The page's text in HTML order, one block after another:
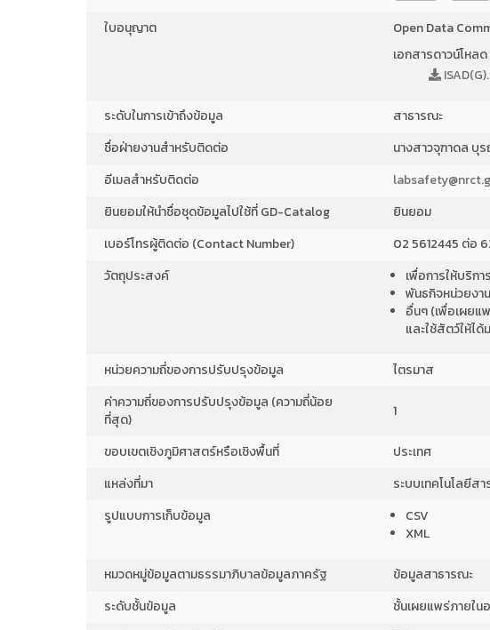
ประจำปี 2566 (อัปเดต
ผู้ขอรับใบอนุญาตใช้สัตว์
เพื่องานทางวิทยาศาสตร์
ประจำปี 2566 (อัปเดต
ข้อมูลไตรมาสที่ 3)...
ประจำปี 2566 (อัปเดต
ข้อมูลไตรมาสที่ 3)...
ผู้ขอรับใบอนุญาตใช้สัตว์
ประจำปี 2566 (อัปเดต
ข้อมูลไตรมาสที่ 3)...
ผู้ขอรับใบอนุญาตใช้สัตว์
เพื่องานทางวิทยาศาสตร์
ประจำปี 2566 (อัปเดต
ใบอนุญาต
Open Data
เอกสารดาวน์โหลด
ระดับในการเข้าถึงข้อมูล
สาธารณะ
ชื่อฝ่ายงานสำหรับติดต่อ
นางสาวจุฑาดล บุ
อีเมลสำหรับติดต่อ
ยินยอมให้นำชื่อชุดข้อมูลไปใช้ที่ GD-Catalog
ยินยอม
เบอร์โทรผู้ติดต่อ (Contact Number)
02 5612445 ต่อ
วัตถุประสงค์
เพื่อการให้บริกา
พันธกิจหน่วยงาน
อื่นๆ (เพื่อเผยแ
และใช้สัตว์ให้ไ
หน่วยความถี่ของการปรับปรุงข้อมูล
ไตรมาส
ค่าความถี่ของการปรับปรุงข้อมูล (ความถี่น้อย
ที่สุด)
1
ขอบเขตเชิงภูมิศาสตร์หรือเชิงพื้นที่
ประเทศ
แหล่งที่มา
ระบบเทคโนโลยีส
รูปแบบการเก็บข้อมูล
CSV
XML
หมวดหมู่ข้อมูลตามธรรมาภิบาลข้อมูลภาครัฐ
ข้อมูลสาธารณะ
ระดับชั้นข้อมูล
ชั้นเผยแพร่ภายใน